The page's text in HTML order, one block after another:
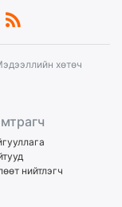
хөтөч
нийтлэгч